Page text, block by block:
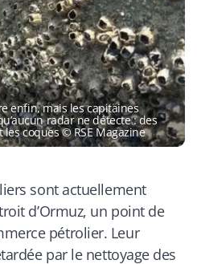
enfin, mais les capitaines
radar ne détecte : des
coques © RSE Magazine
sont actuellement
d’Ormuz, un point de
pétrolier. Leur
par le nettoyage des